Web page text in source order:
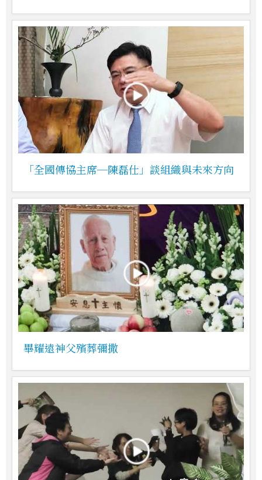
「全國傳協主席─陳磊仕」談組織與未來方向
畢耀遠神父殯葬彌撒